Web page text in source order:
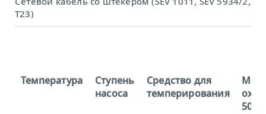
T23)
Температура
Ступень
насоса
Средство для
темперирования
50 Гц